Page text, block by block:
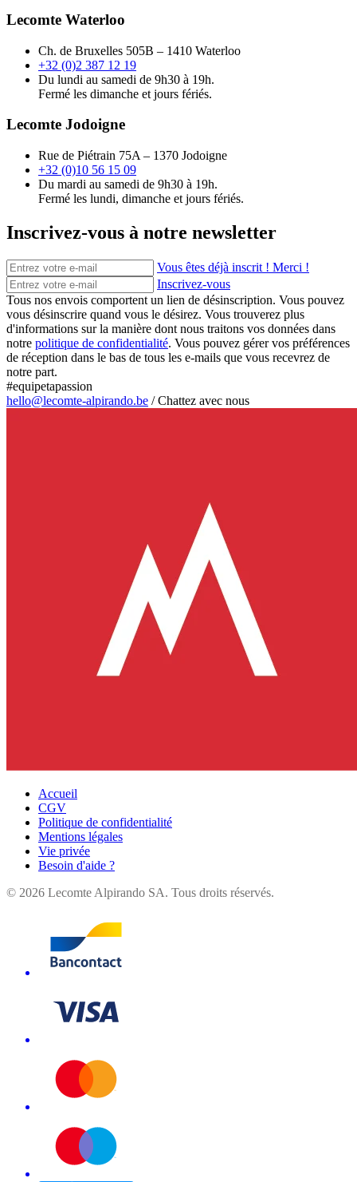
Lecomte Waterloo
Ch. de Bruxelles 505B – 1410 Waterloo
+32 (0)2 387 12 19
Du lundi au samedi de 9h30 à 19h.
Fermé les dimanche et jours fériés.
Lecomte Jodoigne
Rue de Piétrain 75A – 1370 Jodoigne
+32 (0)10 56 15 09
Du mardi au samedi de 9h30 à 19h.
Fermé les lundi, dimanche et jours fériés.
Inscrivez-vous à notre newsletter
Vous êtes déjà inscrit ! Merci !
Inscrivez-vous
Tous nos envois comportent un lien de désinscription. Vous pouvez
vous désinscrire quand vous le désirez. Vous trouverez plus
d'informations sur la manière dont nous traitons vos données dans
notre politique de confidentialité. Vous pouvez gérer vos préférences
de réception dans le bas de tous les e-mails que vous recevrez de
notre part.
#equipetapassion
hello@lecomte-alpirando.be /Chattez avec nous
Accueil
CGV
Politique de confidentialité
Mentions légales
Vie privée
Besoin d'aide ?
© 2026 Lecomte Alpirando SA. Tous droits réservés.